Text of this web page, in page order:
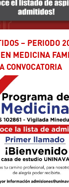
MEDICINA
CONVOCATORIA